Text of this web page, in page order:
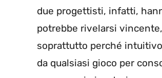
due progettisti, infatti,
potrebbe rivelarsi
soprattutto perché
da qualsiasi gioco per